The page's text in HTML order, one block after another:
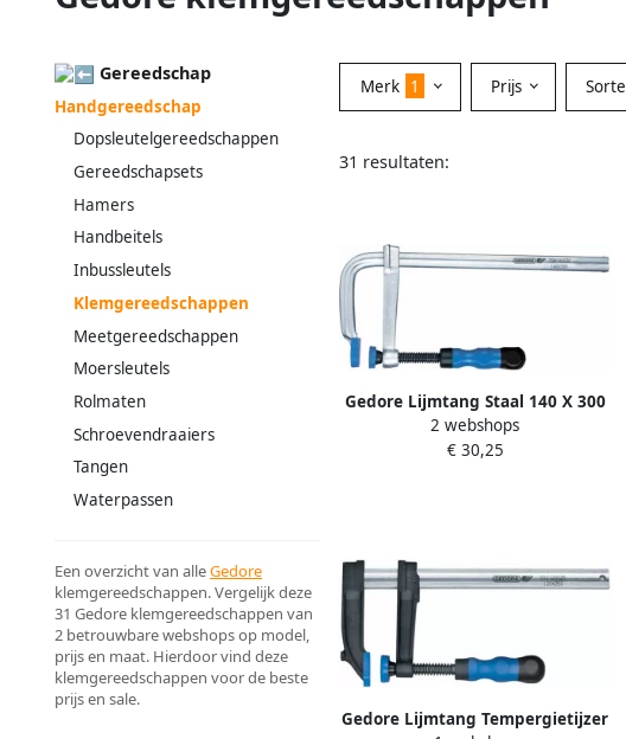
Gereedschap
Handgereedschap
Dopsleutelgereedschappen
Gereedschapsets
Hamers
Handbeitels
Inbussleutels
Klemgereedschappen
Meetgereedschappen
Moersleutels
Rolmaten
Schroevendraaiers
Tangen
Waterpassen
Een overzicht van alleGedore
klemgereedschappen. Vergelijk deze
31 Gedore klemgereedschappen van
2 betrouwbare webshops op model,
prijs en maat. Hierdoor vind deze
klemgereedschappen voor de beste
prijs en sale.
Merk 1 Prijs
31 resultaten:
Gedore Lijmtang Staal 140 X 300
Mm (TGM-140030 150030)
1070134
2 webshops
€ 30,25
Gedore Lijmtang Tempergietijzer